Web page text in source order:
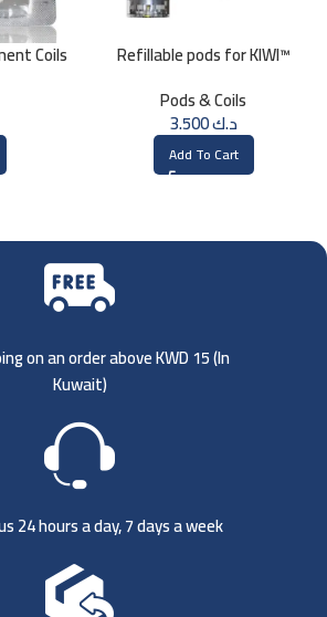
Coils
Refillable pods for KIWI™
Pods & Coils
د.ك3.500
Add To Cart
on an order above KWD 15 (In
Kuwait)
24 hours a day, 7 days a week